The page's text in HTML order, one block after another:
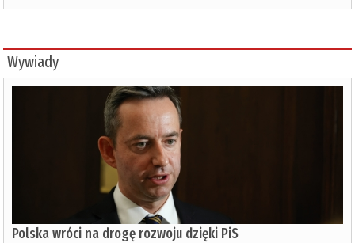
Wywiady
Polska wróci na drogę rozwoju dzięki PiS